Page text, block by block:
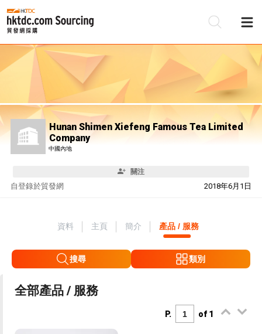
Hunan Shimen Xiefeng Famous Tea Limited
Company
中國內地
關注
自 2018年6月1日
登錄於貿發網
資料 主頁 簡介 產品 / 服務
搜尋 類別
全部產品 / 服務
P. of 1